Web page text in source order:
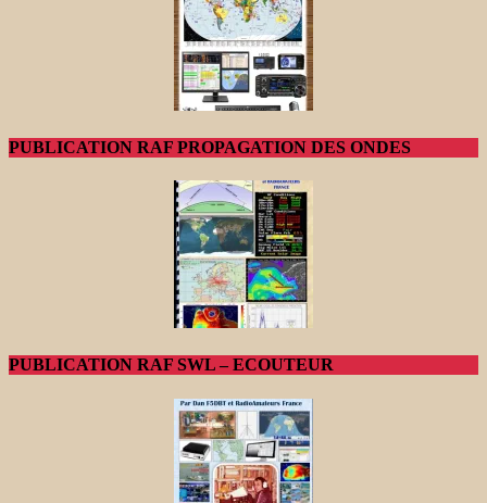
PUBLICATION RAF PROPAGATION DES ONDES
PUBLICATION RAF SWL – ECOUTEUR